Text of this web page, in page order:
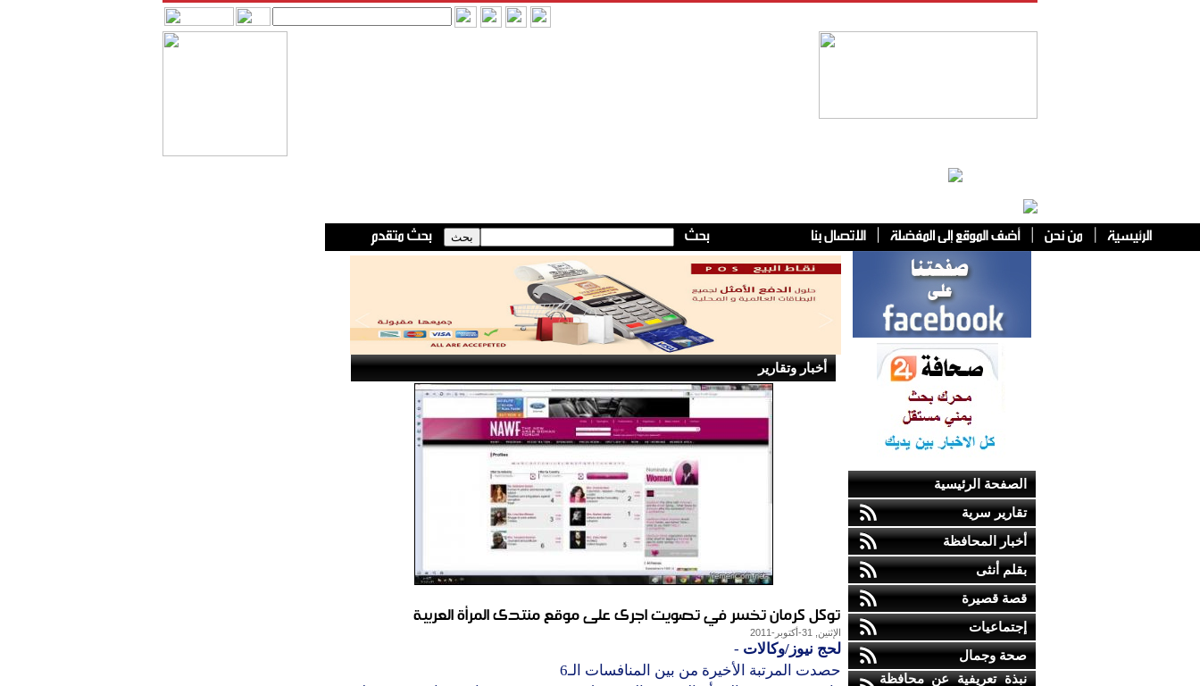
الصفحة الرئيسية
تقارير سرية
أخبار المحافظة
بقلم أنثى
قصة قصيرة
إجتماعيات
صحة وجمال
نبذة تعريفية عن محافظة
أخبار وتقارير
توكل كرمان تخسر في تصويت اجرى على موقع منتدى المرأة العربية
الإثنين, 31-أكتوبر-2011
لحج نيوز/وكالات -
حصدت المرتبة الأخيرة من بين المنافسات الـ6